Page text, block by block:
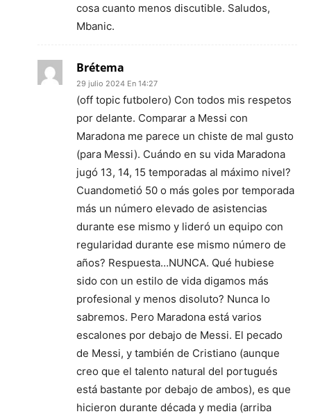
cosa cuanto menos discutible. Saludos,
Mbanic.
Brétema
29 julio 2024 En 14:27
(off topic futbolero) Con todos mis respetos
por delante. Comparar a Messi con
Maradona me parece un chiste de mal gusto
(para Messi). Cuándo en su vida Maradona
jugó 13, 14, 15 temporadas al máximo nivel?
Cuandometió 50 o más goles por temporada
más un número elevado de asistencias
durante ese mismo y lideró un equipo con
regularidad durante ese mismo número de
años? Respuesta…NUNCA. Qué hubiese
sido con un estilo de vida digamos más
profesional y menos disoluto? Nunca lo
sabremos. Pero Maradona está varios
escalones por debajo de Messi. El pecado
de Messi, y también de Cristiano (aunque
creo que el talento natural del portugués
está bastante por debajo de ambos), es que
hicieron durante década y media (arriba